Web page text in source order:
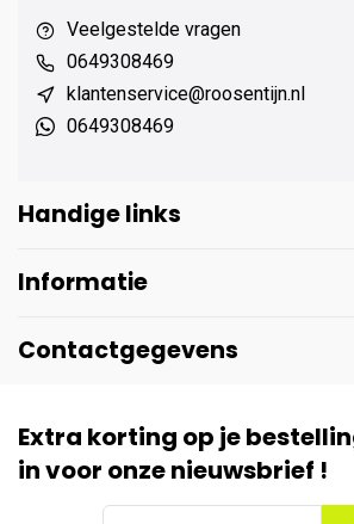
Veelgestelde vragen
0649308469
klantenservice@roosentijn.nl
0649308469
Handige links
Informatie
Contactgegevens
Extra korting op je
in voor onze nieuwsbrief !